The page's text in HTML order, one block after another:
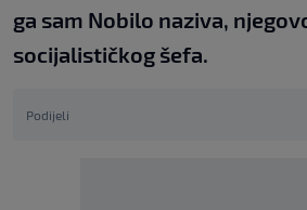
ga sam Nobilo naziva,
socijalističkog šefa.
Podijeli